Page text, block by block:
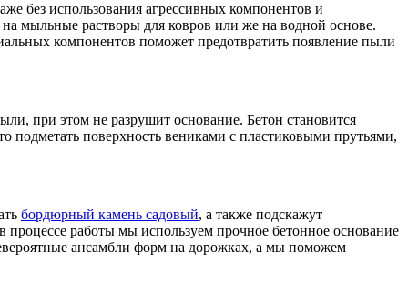
без использования агрессивных компонентов и
мыльные растворы для ковров или же на водной основе.
компонентов поможет предотвратить появление пыли
при этом не разрушит основание. Бетон становится
подметать поверхность вениками с пластиковыми прутьями,
бордюрный камень садовый, а также подскажут
работы мы используем прочное бетонное основание
ансамбли форм на дорожках, а мы поможем